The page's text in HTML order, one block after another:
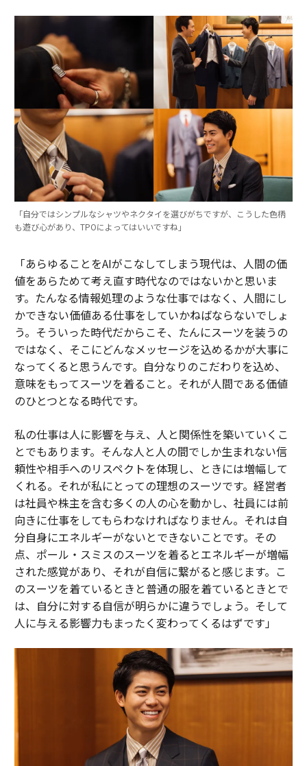
「自分ではシンプルなシャツやネクタイを選びがちですが、こうした色柄
も遊び心があり、TPOによってはいいですね」
「あらゆることをAIがこなしてしまう現代は、人間の価
値をあらためて考え直す時代なのではないかと思いま
す。たんなる情報処理のような仕事ではなく、人間にし
かできない価値ある仕事をしていかねばならないでしょ
う。そういった時代だからこそ、たんにスーツを装うの
ではなく、そこにどんなメッセージを込めるかが大事に
なってくると思うんです。自分なりのこだわりを込め、
意味をもってスーツを着ること。それが人間である価値
のひとつとなる時代です。
私の仕事は人に影響を与え、人と関係性を築いていくこ
とでもあります。そんな人と人の間でしか生まれない信
頼性や相手へのリスペクトを体現し、ときには増幅して
くれる。それが私にとっての理想のスーツです。経営者
は社員や株主を含む多くの人の心を動かし、社員には前
向きに仕事をしてもらわなければなりません。それは自
分自身にエネルギーがないとできないことです。その
点、ポール・スミスのスーツを着るとエネルギーが増幅
された感覚があり、それが自信に繋がると感じます。こ
のスーツを着ているときと普通の服を着ているときとで
は、自分に対する自信が明らかに違うでしょう。そして
人に与える影響力もまったく変わってくるはずです」